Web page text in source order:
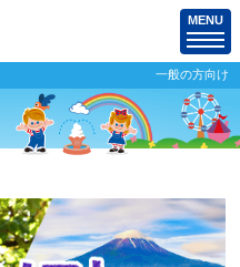
MENU
一般の方向け